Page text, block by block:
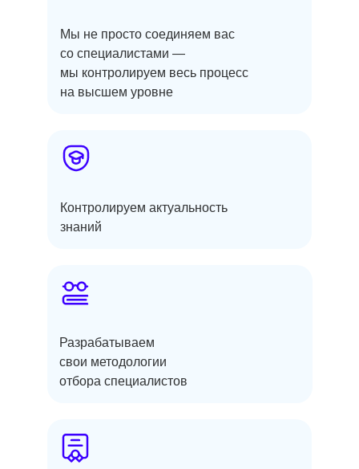
Мы не просто соединяем вас
со специалистами —
мы контролируем весь процесс
на высшем уровне
Разрабатываем
свои методологии
отбора специалистов
Контролируем актуальность
знаний